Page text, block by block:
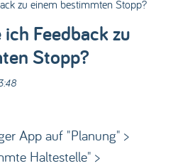
zu einem bestimmten Stopp?
Feedback zu
Stopp?
App auf "Planung" >
Haltestelle" >